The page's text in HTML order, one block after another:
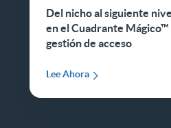
Del nicho al siguiente
en el Cuadrante
gestión de acceso
Lee Ahora